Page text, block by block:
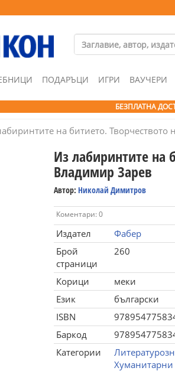
ПОДАРЪЦИ ИГРИ ВАУЧЕРИ
БЕЗПЛАТНА
на битието. Творчеството
Из лабиринтите на
Владимир Зарев
Автор: Николай Димитров
Коментари: 0
Издател
Фабер
Брой
страници
260
Корици
меки
Език
български
ISBN
Баркод
Категории
Хуманитарни